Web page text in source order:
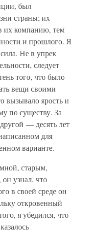
был
страны; их
их компанию, тем
и прошлого. Я
Не в упрек
следует
того, что было
вещи своими
вызывало ярость и
по существу. За
— десять лет
для
варианте.
старым,
узнал, что
в своей среде он
откровенный
я убедился, что